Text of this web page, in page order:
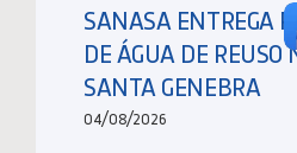
SANASA ENTREGA
DE ÁGUA DE
SANTA GENEBRA
04/08/2026